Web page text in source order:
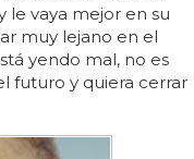
le vaya mejor en su
muy lejano en el
yendo mal, no es
futuro y quiera cerrar